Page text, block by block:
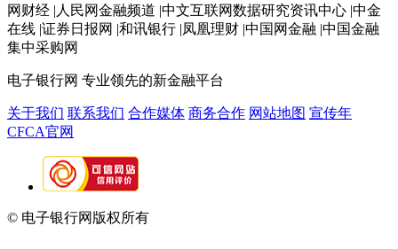
网财经 |人民网金融频道 |中文互联网数据研究资讯中心 |中金
在线 |证券日报网 |和讯银行 |凤凰理财 |中国网金融 |中国金融
集中采购网
电子银行网 专业领先的新金融平台
关于我们 联系我们 合作媒体 商务合作 网站地图 宣传年
CFCA官网
© 电子银行网版权所有